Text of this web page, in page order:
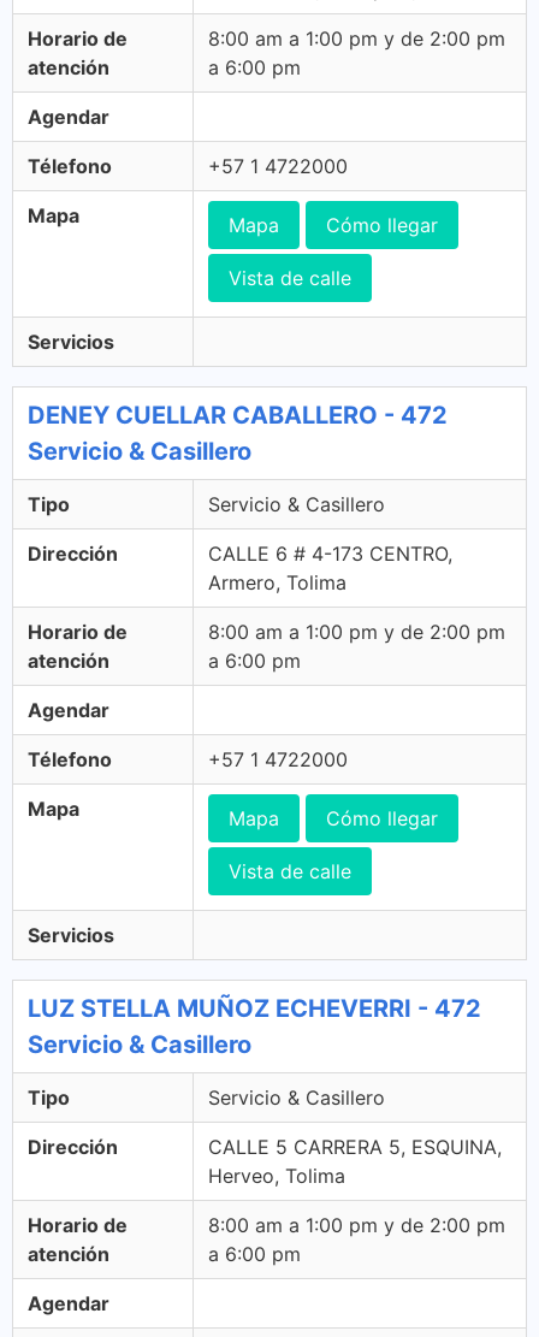
Horario de
atención
8:00 am a 1:00 pm y de 2:00 pm
a 6:00 pm
Agendar
Télefono +57 1 4722000
Mapa Mapa Cómo llegar
Vista de calle
Servicios
DENEY CUELLAR CABALLERO - 472
Servicio & Casillero
Tipo Servicio & Casillero
Dirección
CALLE 6 # 4-173 CENTRO,
Armero, Tolima
Horario de
atención
8:00 am a 1:00 pm y de 2:00 pm
a 6:00 pm
Agendar
Télefono +57 1 4722000
Mapa Mapa Cómo llegar
Vista de calle
Servicios
LUZ STELLA MUÑOZ ECHEVERRI - 472
Servicio & Casillero
Tipo Servicio & Casillero
Dirección
CALLE 5 CARRERA 5, ESQUINA,
Herveo, Tolima
Horario de
atención
8:00 am a 1:00 pm y de 2:00 pm
a 6:00 pm
Agendar